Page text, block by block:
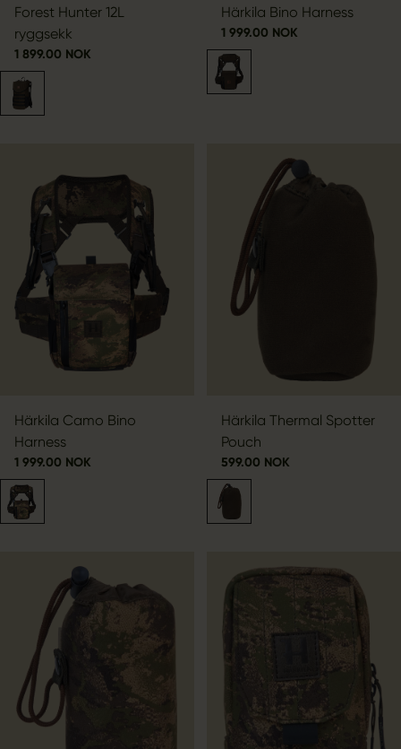
Forest Hunter 12L
ryggsekk
1 899.00 NOK
Härkila Bino Harness
1 999.00 NOK
Härkila Camo Bino
Harness
1 999.00 NOK
Härkila Thermal Spotter
Pouch
599.00 NOK